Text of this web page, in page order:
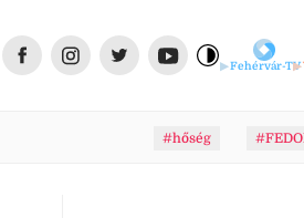
Fehérvár-TV
#hőség